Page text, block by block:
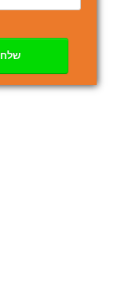
שלח